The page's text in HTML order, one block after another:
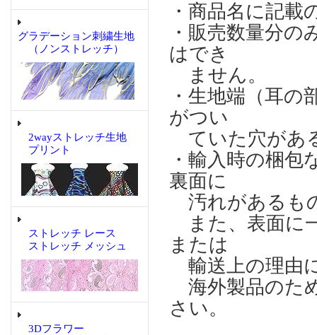
グラデーション刺繍生地
（ノンストレッチ）
2wayストレッチ生地
プリント
ストレッチ レース
ストレッチ メッシュ
3Dフラワー
・商品名に記
・販売数量分
はでき
ません。
・生地端（耳
がつい
ていた穴があ
・輸入時の梱
裏面に
汚れがあるも
また、表面に
または
輸送上の理由
海外製品のた
さい。